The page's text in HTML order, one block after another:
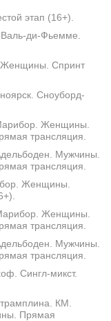
этап (16+).
ди-Фьемме.
Спринт
Сноуборд-
Женщины.
трансляция.
Мужчины.
трансляция.
Женщины.
Женщины.
трансляция.
Мужчины.
трансляция.
Сингл-микст.
КМ.
Прямая